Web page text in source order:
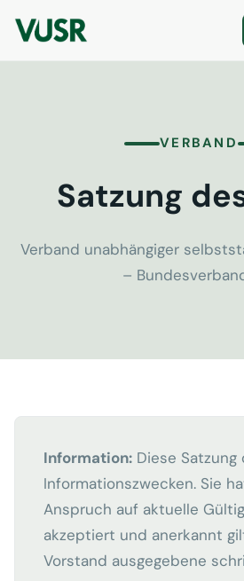
VERBAND
Satzung
Verband unabhängiger
–
Information: Diese
Informationszwecken. Sie
Anspruch auf aktuelle
akzeptiert und anerkannt
Vorstand ausgegebene